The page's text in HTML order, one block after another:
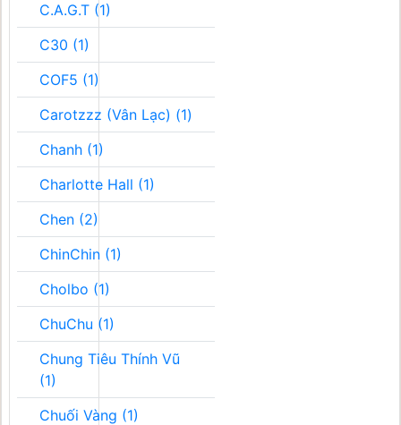
C.A.G.T (1)
C30 (1)
COF5 (1)
Carotzzz (Vân Lạc) (1)
Chanh (1)
Charlotte Hall (1)
Chen (2)
ChinChin (1)
Cholbo (1)
ChuChu (1)
Chung Tiêu Thính Vũ
(1)
Chuối Vàng (1)